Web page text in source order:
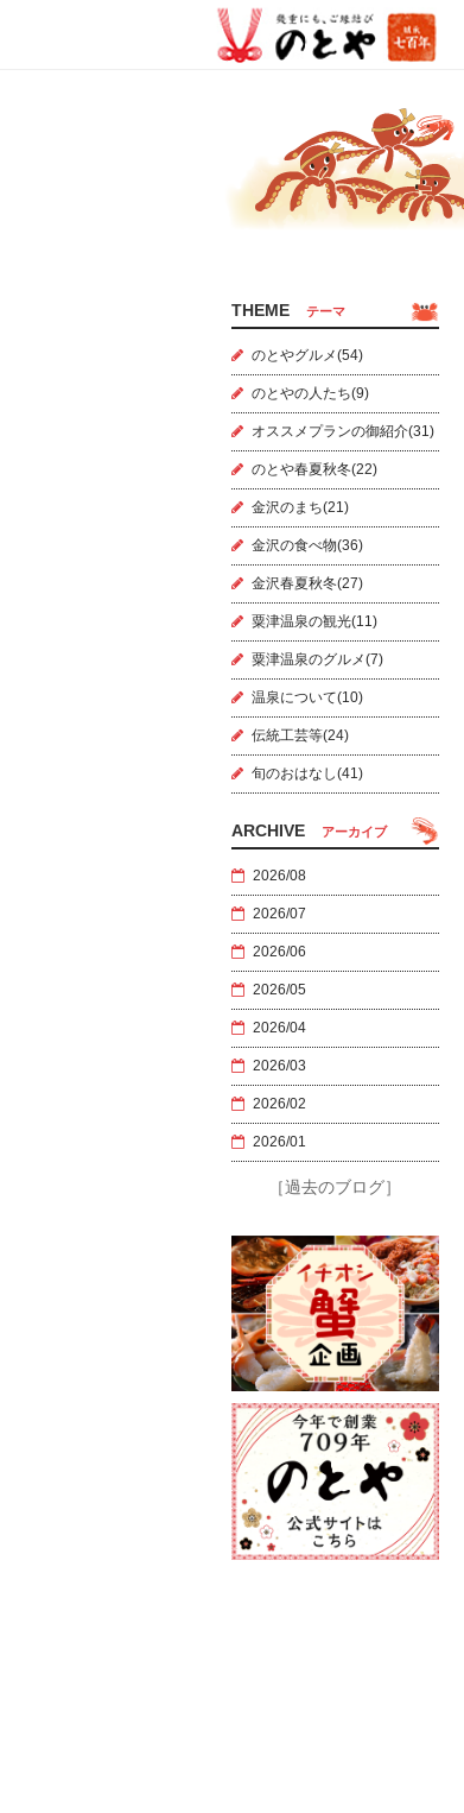
THEME テーマ
のとやグルメ(54)
のとやの人たち(9)
オススメプランの御紹介(31)
のとや春夏秋冬(22)
金沢のまち(21)
金沢の食べ物(36)
金沢春夏秋冬(27)
粟津温泉の観光(11)
粟津温泉のグルメ(7)
温泉について(10)
伝統工芸等(24)
旬のおはなし(41)
ARCHIVE アーカイブ
2026/08
2026/07
2026/06
2026/05
2026/04
2026/03
2026/02
2026/01
［過去のブログ］